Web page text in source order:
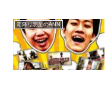
霜降り明星のANN